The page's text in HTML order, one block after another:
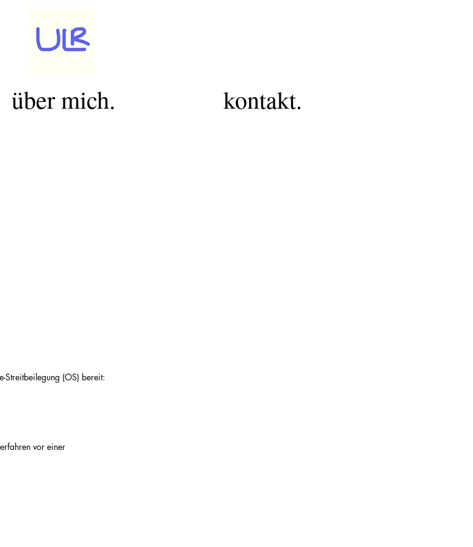
über mich. kontakt.
Streitbeilegung (OS) bereit:
vor einer